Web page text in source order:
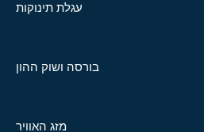
עגלת תינוקות
בורסה ושוק ההון
מזג האוויר